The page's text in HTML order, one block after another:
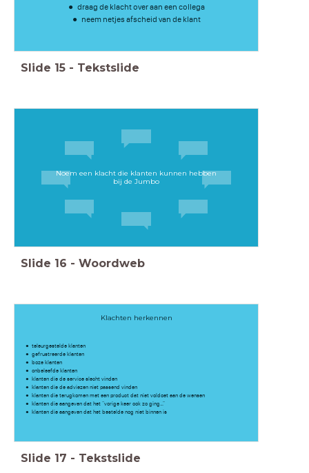
draag de klacht over aan een collega
neem netjes afscheid van de klant
Slide 15 - Tekstslide
Noem een klacht die klanten kunnen hebben
bij de Jumbo
Slide 16 - Woordweb
Klachten herkennen
teleurgestelde klanten
gefrustreerde klanten
boze klanten
onbeleefde klanten
klanten die de service slecht vinden
klanten die de adviezen niet passend vinden
klanten die terugkomen met een product dat niet voldoet aan de wensen
klanten die aangeven dat het “vorige keer ook zo ging…”
klanten die aangeven dat het bestelde nog niet binnen is
Slide 17 - Tekstslide